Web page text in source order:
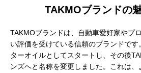
TAKMOブランドの
TAKMOブランドは、自動車愛好家やプ
い評価を受けている信頼のブランドで
ターオイルとしてスタートし、その後
ンズへと名称を変更しました。これは